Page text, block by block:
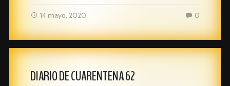
14 mayo, 2020 0
DIARIO DE CUARENTENA 62